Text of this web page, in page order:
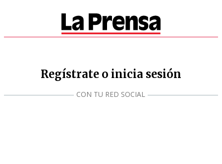
Regístrate o inicia sesión
CON TU RED SOCIAL